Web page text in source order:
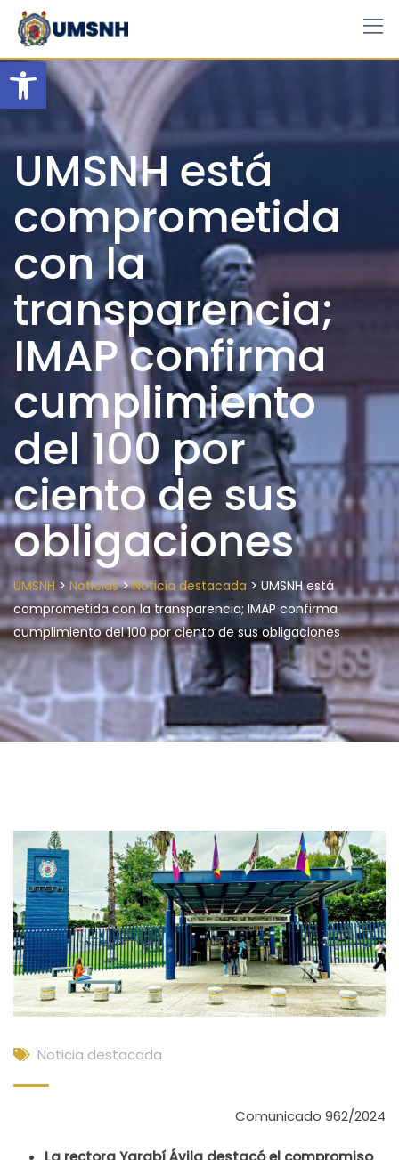
Open toolbar
Skip
content
UMSNH está
comprometida
con la
transparencia;
IMAP confirma
cumplimiento
del 100 por
ciento de sus
obligaciones
UMSNH > Noticias>Noticia destacada > UMSNH está
comprometida con la transparencia; IMAP confirma
cumplimiento del 100 por ciento de sus obligaciones
Noticia destacada
Comunicado 962/2024